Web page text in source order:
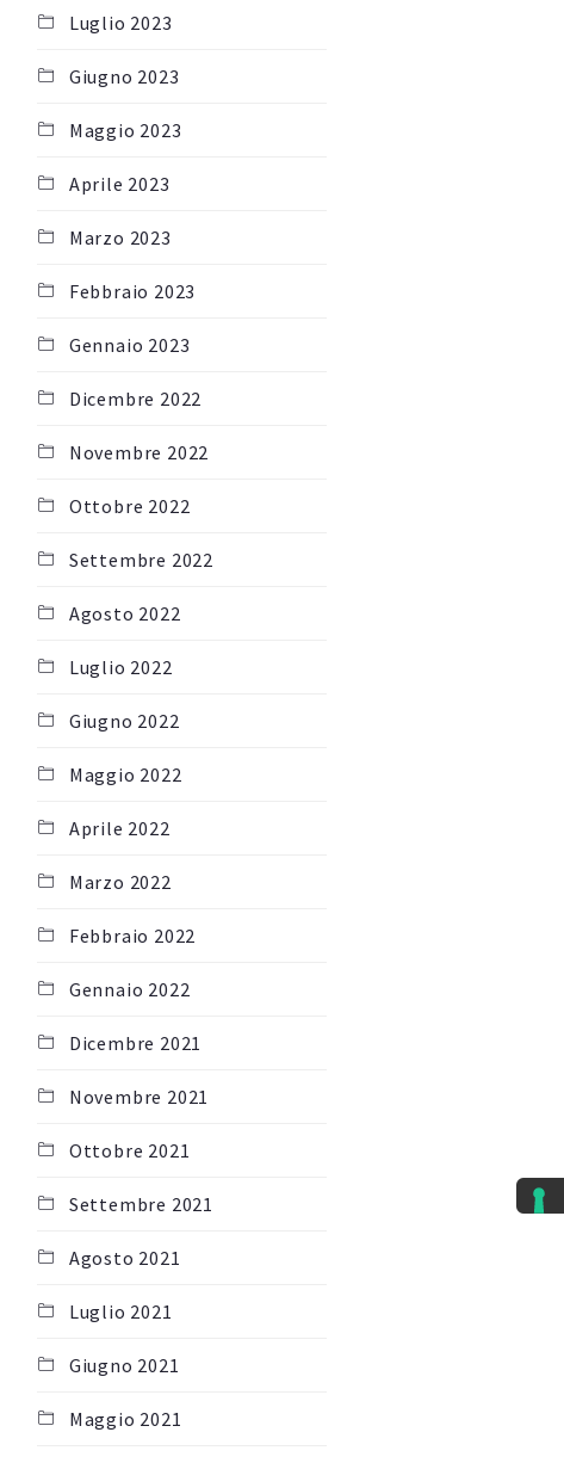
Luglio 2023
Giugno 2023
Maggio 2023
Aprile 2023
Marzo 2023
Febbraio 2023
Gennaio 2023
Dicembre 2022
Novembre 2022
Ottobre 2022
Settembre 2022
Agosto 2022
Luglio 2022
Giugno 2022
Maggio 2022
Aprile 2022
Marzo 2022
Febbraio 2022
Gennaio 2022
Dicembre 2021
Novembre 2021
Ottobre 2021
Settembre 2021
Agosto 2021
Luglio 2021
Giugno 2021
Maggio 2021